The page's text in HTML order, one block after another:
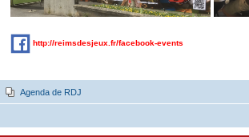
http://reimsdesjeux.fr/facebook-events
Agenda de RDJ